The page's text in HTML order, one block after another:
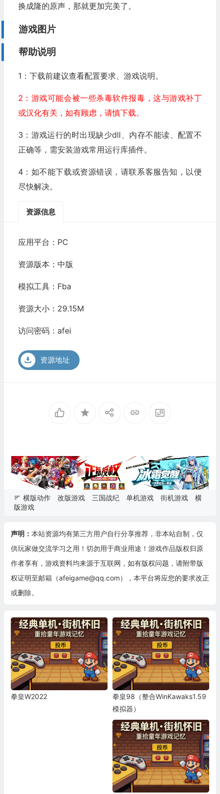
换成隆的原声，那就更加完美了。
游戏图片
帮助说明
1：下载前建议查看配置要求、游戏说明。
2：游戏可能会被一些杀毒软件报毒，这与游戏补丁
或汉化有关，如有顾虑，请慎下载。
3：游戏运行的时出现缺少dll、内存不能读、配置不
正确等，需安装游戏常用运行库插件。
4：如不能下载或资源错误，请联系客服告知，以便
尽快解决。
资源信息
应用平台：PC
资源版本：中版
模拟工具： Fba
资源大小：29.15M
访问密码：afei
资源地址
横版动作 改版游戏 三国战纪 单机游戏 街机游戏
横
版游戏
声明： 本站资源均有第三方用户自行分享推荐，非本站自制，仅
供玩家做交流学习之用！切勿用于商业用途！游戏作品版权归原
作者享有，游戏资料均来源于互联网，如有版权问题，请附带版
权证明至邮箱（afeigame@qq.com），本平台将应您的要求改正
或删除。
拳皇W2022
拳皇98（整合WinKawaks1.59
模拟器）